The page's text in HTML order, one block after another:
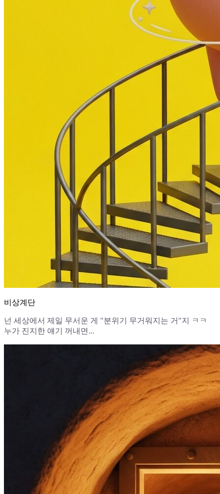
비상계단
넌 세상에서 제일 무서운 게 "분위기 무거워지는 거"지 ㅋㅋ
누가 진지한 얘기 꺼내면...